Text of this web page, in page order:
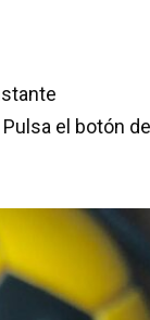
el botón